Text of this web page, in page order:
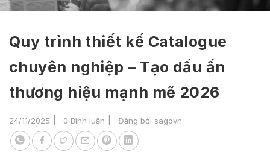
Quy trình thiết kế Catalogue
chuyên nghiệp – Tạo dấu ấn
thương hiệu mạnh mẽ 2026
24/11/2025 0 Bình luận Đăng bởi sagovn